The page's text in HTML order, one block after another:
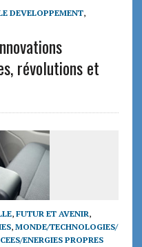
DEVELOPPEMENT,
révolutions et
, FUTUR ET AVENIR,
, MONDE/TECHNOLOGIES/
ENERGIES PROPRES